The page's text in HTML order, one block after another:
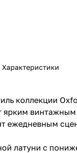
Характеристики
коллекции
ярким
ежедневным
латуни с